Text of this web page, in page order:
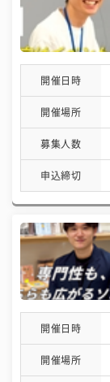
開催日時
開催場所
募集人数
申込締切
開催日時
開催場所